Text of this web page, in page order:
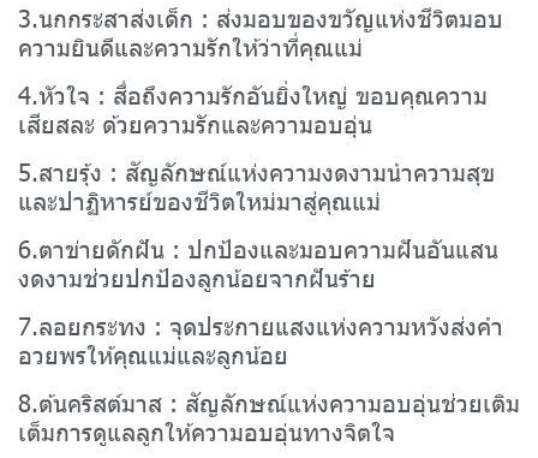
3.นกกระสาส่งเด็ก : ส่งมอบของขวัญแห่งชีวิตมอบ
ความยินดีและความรักให้ว่าที่คุณแม่
4.หัวใจ : สื่อถึงความรักอันยิ่งใหญ่ ขอบคุณความ
เสียสละ ด้วยความรักและความอบอุ่น
5.สายรุ้ง : สัญลักษณ์แห่งความงดงามนำความสุข
และปาฏิหารย์ของชีวิตใหม่มาสู่คุณแม่
6.ตาข่ายดักฝัน : ปกป้องและมอบความฝันอันแสน
งดงามช่วยปกป้องลูกน้อยจากฝันร้าย
7.ลอยกระทง : จุดประกายแสงแห่งความหวังส่งคำ
อวยพรให้คุณแม่และลูกน้อย
8.ต้นคริสต์มาส : สัญลักษณ์แห่งความอบอุ่นช่วยเติม
เต็มการดูแลลูกให้ความอบอุ่นทางจิตใจ